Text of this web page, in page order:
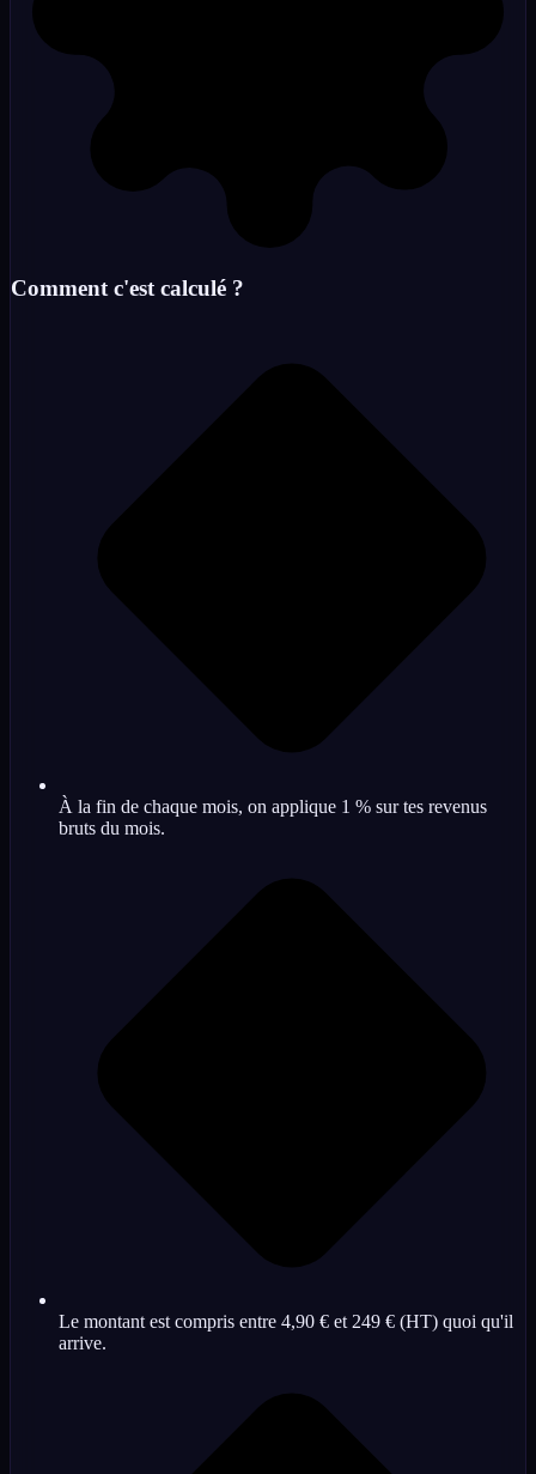
Comment c'est calculé ?
À la fin de chaque mois, on applique 1 % sur tes revenus
bruts du mois.
Le montant est compris entre 4,90 € et 249 € (HT) quoi qu'il
arrive.